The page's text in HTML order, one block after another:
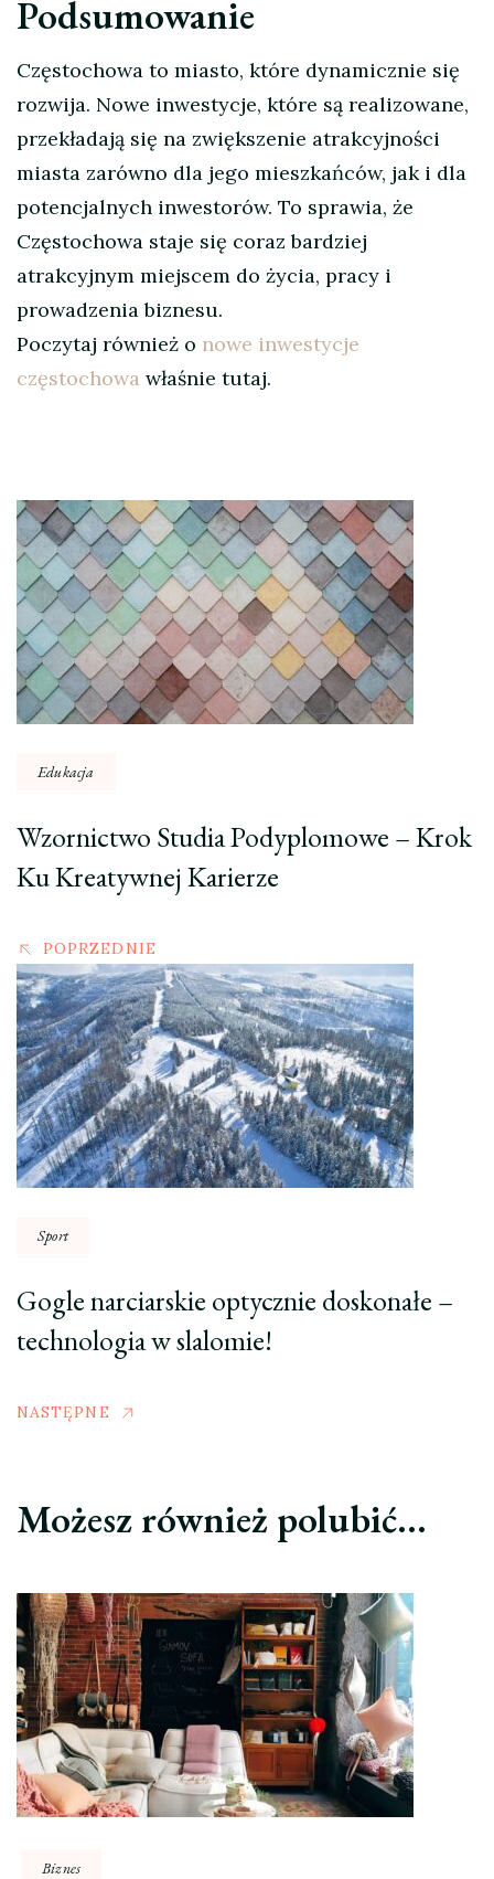
Podsumowanie
Częstochowa to miasto, które dynamicznie się
rozwija. Nowe inwestycje, które są realizowane,
przekładają się na zwiększenie atrakcyjności
miasta zarówno dla jego mieszkańców, jak i dla
potencjalnych inwestorów. To sprawia, że
Częstochowa staje się coraz bardziej
atrakcyjnym miejscem do życia, pracy i
prowadzenia biznesu.
Poczytaj również o nowe inwestycje
częstochowa właśnie tutaj.
Nawigacja
wpisu
Edukacja
Wzornictwo Studia Podyplomowe – Krok
Ku Kreatywnej Karierze
POPRZEDNIE
Sport
Gogle narciarskie optycznie doskonałe –
technologia w slalomie!
NASTĘPNE
Możesz również polubić…
Biznes